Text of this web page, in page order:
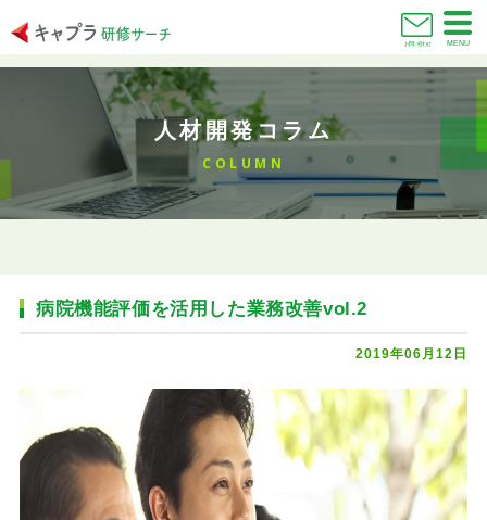
お問い合わせ MENU
人材開発コラム
COLUMN
病院機能評価を活用した業務改善vol.2
2019年06月12日